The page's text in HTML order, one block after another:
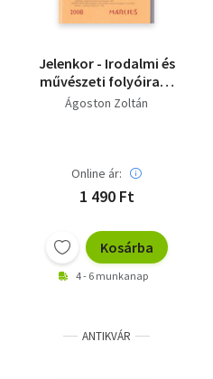
Jelenkor - Irodalmi és
művészeti folyóirat -
2008. március
Ágoston Zoltán
Online ár:
1 490 Ft
Kosárba
4 - 6 munkanap
ANTIKVÁR